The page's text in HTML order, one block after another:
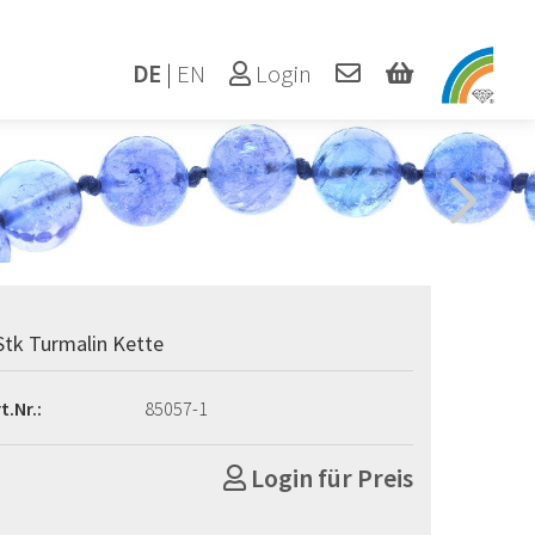
Login
DE | EN
Turmalin Kette
85057-1
Login für Preis